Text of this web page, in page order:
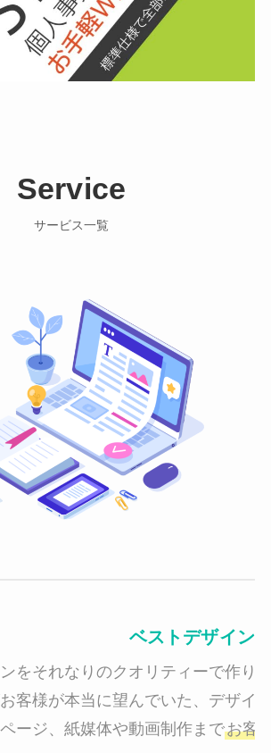
Service
サービス一覧
ベストデザイン
をそれなりのクオリティーで作り
客様が本当に望んでいた、デザイ
ージ、紙媒体や動画制作までお客